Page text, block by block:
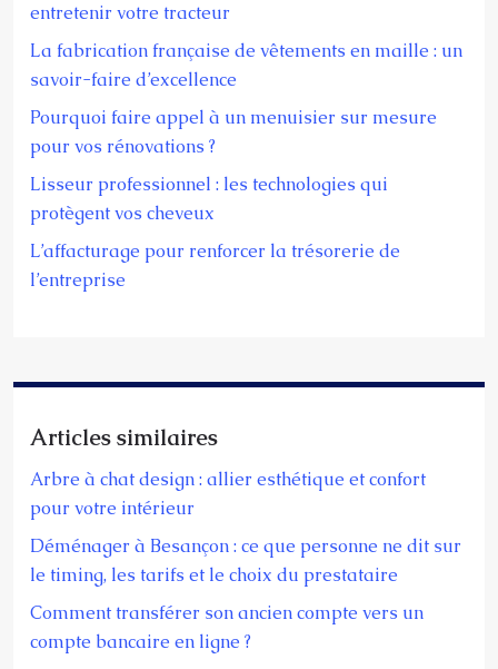
entretenir votre tracteur
La fabrication française de vêtements en maille : un
savoir-faire d’excellence
Pourquoi faire appel à un menuisier sur mesure
pour vos rénovations ?
Lisseur professionnel : les technologies qui
protègent vos cheveux
L’affacturage pour renforcer la trésorerie de
l’entreprise
Articles similaires
Arbre à chat design : allier esthétique et confort
pour votre intérieur
Déménager à Besançon : ce que personne ne dit sur
le timing, les tarifs et le choix du prestataire
Comment transférer son ancien compte vers un
compte bancaire en ligne ?